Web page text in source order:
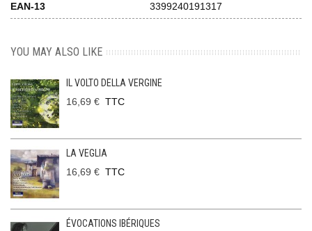
EAN-13 3399240191317
YOU MAY ALSO LIKE
IL VOLTO DELLA VERGINE
16,69 € TTC
LA VEGLIA
16,69 € TTC
ÉVOCATIONS IBÉRIQUES